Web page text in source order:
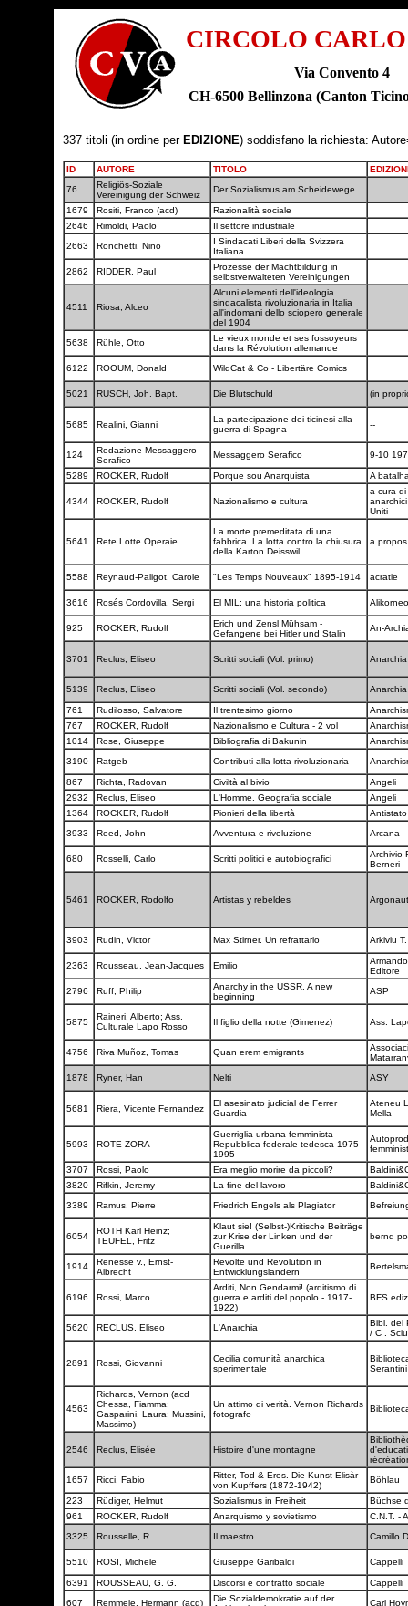
CIRCOLO
Via Convento 4
CH-6500 Bellinzona (Canton
337 titoli (in ordine per EDIZIONE) soddisfano la richiesta:
ID AUTORE TITOLO
76
Religiös-Soziale
Vereinigung der Schweiz
Der Sozialismus am Scheidewege
1679 Rositi, Franco (acd)
Razionalità sociale
2646
Rimoldi, Paolo
Il settore industriale
2663
Ronchetti, Nino
I Sindacati Liberi della Svizzera
Italiana
2862
RIDDER, Paul
Prozesse der Machtbildung in
selbstverwalteten Vereinigungen
4511 Riosa, Alceo
Alcuni elementi dell'ideologia
sindacalista rivoluzionaria in Italia
all'indomani dello sciopero generale
del 1904
5638
Rühle, Otto
Le vieux monde et ses fossoyeurs
dans la Révolution allemande
6122
ROOUM, Donald WildCat & Co - Libertäre Comics
5021 RUSCH, Joh. Bapt. Die Blutschuld (in
5685 Realini, Gianni
La partecipazione dei ticinesi alla
guerra di Spagna
--
124
Redazione Messaggero
Serafico
Messaggero Serafico 9-10
5289 ROCKER, Rudolf Porque sou Anarquista A
4344 ROCKER, Rudolf Nazionalismo e cultura
a cura
Uniti
5641 Rete Lotte Operaie
La morte premeditata di una
fabbrica. La lotta contro la chiusura
della Karton Deisswil
a
5588 Reynaud-Paligot, Carole "Les Temps Nouveaux" 1895-1914 acratie
3616 Rosés Cordovilla, Sergi El MIL: una historia politica
925 ROCKER, Rudolf
Erich und Zensl Mühsam -
Gefangene bei Hitler und Stalin
An-
3701 Reclus, Eliseo Scritti sociali (Vol. primo)
5139 Reclus, Eliseo Scritti sociali (Vol. secondo)
761 Rudilosso, Salvatore Il trentesimo giorno
767
ROCKER, Rudolf Nazionalismo e Cultura - 2 vol
1014
Rose, Giuseppe Bibliografia di Bakunin
3190
Ratgeb Contributi alla lotta rivoluzionaria
867 Richta, Radovan Civiltà al bivio
Angeli
2932
Reclus, Eliseo L'Homme. Geografia sociale
Angeli
1364
ROCKER, Rudolf Pionieri della libertà
3933
Reed, John Avventura e rivoluzione Arcana
680 Rosselli, Carlo Scritti politici e autobiografici
Archivio
Berneri
5461 ROCKER, Rodolfo Artistas y rebeldes
3903 Rudin, Victor Max Stirner. Un refrattario Arkiviu
2363 Rousseau, Jean-Jacques Emilio
Editore
2796
Ruff, Philip
Anarchy in the USSR. A new
beginning
ASP
5875
Raineri, Alberto; Ass.
Culturale Lapo Rosso
Il figlio della notte (Gimenez) Ass.
4756 Riva Muñoz, Tomas Quan erem emigrants
1878
Ryner, Han Nelti ASY
5681 Riera, Vicente Fernandez
El asesinato judicial de Ferrer
Guardia
Ateneu
Mella
5993 ROTE ZORA
Guerriglia urbana femminista -
Repubblica federale tedesca 1975-
1995
3707 Rossi, Paolo Era meglio morire da piccoli?
3820
Rifkin, Jeremy La fine del lavoro
3389
Ramus, Pierre Friedrich Engels als Plagiator
6054
ROTH Karl Heinz;
TEUFEL, Fritz
Klaut sie! (Selbst-)Kritische Beiträge
zur Krise der Linken und der
Guerilla
bernd
1914
Renesse v., Ernst-
Albrecht
Revolte und Revolution in
Entwicklungsländern
6196 Rossi, Marco
Arditi, Non Gendarmi! (arditismo di
guerra e arditi del popolo - 1917-
1922)
BFS
5620 RECLUS, Eliseo L'Anarchia
Bibl. del
/ C .
2891 Rossi, Giovanni
Cecilia comunità anarchica
sperimentale
4563
Richards, Vernon (acd
Chessa, Fiamma;
Gasparini, Laura; Mussini,
Massimo)
Un attimo di verità. Vernon Richards
fotografo
2546 Reclus, Elisée Histoire d'une montagne
1657
Ricci, Fabio
Ritter, Tod & Eros. Die Kunst Elisàr
von Kupffers (1872-1942)
Böhlau
223 Rüdiger, Helmut Sozialismus in Freiheit
Büchse
961
ROCKER, Rudolf Anarquismo y sovietismo
C.N.T. -
3325
Rousselle, R. Il maestro Camillo
5510 ROSI, Michele Giuseppe Garibaldi Cappelli
6391 ROUSSEAU, G. G. Discorsi e contratto sociale
Cappelli
607
Remmele, Hermann (acd)
Die Sozialdemokratie auf der
Carl